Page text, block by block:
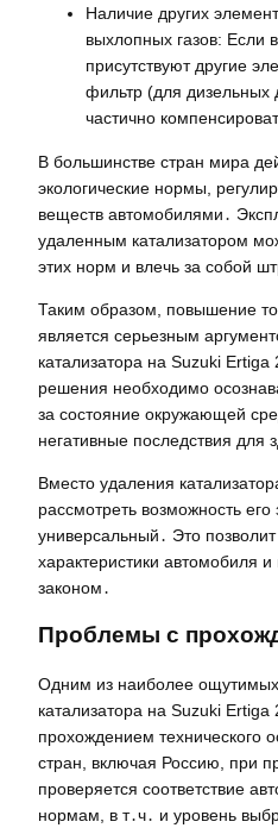
Наличие других
выхлопных газов: Если
присутствуют другие
фильтр (для дизельных
частично
В большинстве стран мира
экологические нормы,
веществ автомобилями․
удаленным катализатором
этих норм и влечь за собой
Таким образом, повышение
является серьезным
катализатора на Suzuki
решения необходимо
за состояние окружающей
негативные последствия для
Вместо удаления
рассмотреть возможность
универсальный․ Это
характеристики автомобиля
законом․
Проблемы с
Одним из наиболее
катализатора на Suzuki
прохождением технического
стран, включая Россию, при
проверяется соответствие
нормам, в т․ч․ и уровень